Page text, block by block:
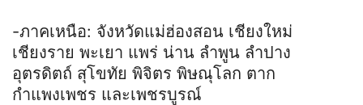
-ภาคเหนือ: จังหวัดแม่ฮ่องสอน เชียงใหม่
เชียงราย พะเยา แพร่ น่าน ลำพูน ลำปาง
อุตรดิตถ์ สุโขทัย พิจิตร พิษณุโลก ตาก
กำแพงเพชร และเพชรบูรณ์